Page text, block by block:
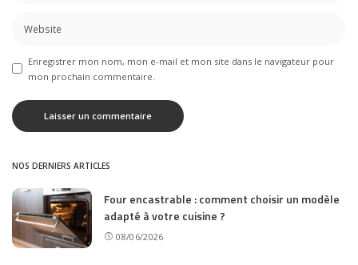
Enregistrer mon nom, mon e-mail et mon site dans le navigateur pour
mon prochain commentaire.
NOS DERNIERS ARTICLES
Four encastrable : comment choisir un modèle
adapté à votre cuisine ?
08/06/2026